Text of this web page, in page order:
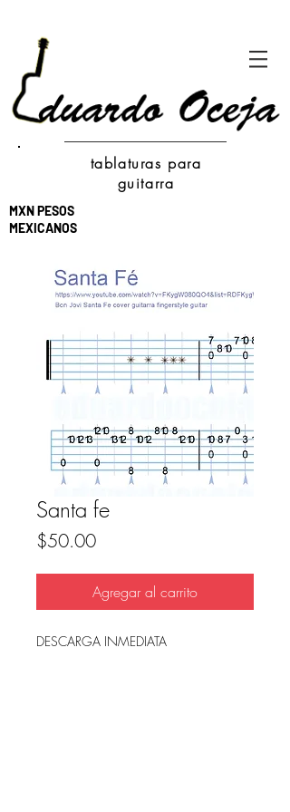
tablaturas para
guitarra
MXN PESOS
MEXICANOS
Santa fe
$50.00Precio
Agregar al carrito
DESCARGA INMEDIATA